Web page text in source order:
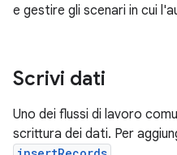
e gestire gli scenari in cui
Scrivi dati
Uno dei flussi di lavoro
scrittura dei dati. Per